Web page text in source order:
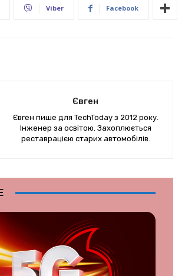
Viber Facebook
Євген
Євген пише для TechToday з 2012 року.
Інженер за освітою. Захоплюється
реставрацією старих автомобілів.